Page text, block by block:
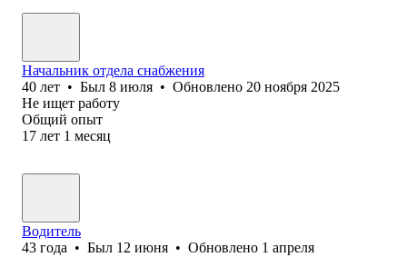
Начальник отдела снабжения
40 лет • Был 8 июля • Обновлено 20 ноября 2025
Не ищет работу
Общий опыт
17 лет 1 месяц
Водитель
43 года • Был 12 июня • Обновлено 1 апреля